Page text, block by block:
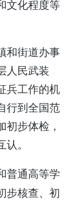
文化程度等
和街道办事
人民武装
兵工作的机
行到全国范
步体检，
。
普通高等学
步核查、初